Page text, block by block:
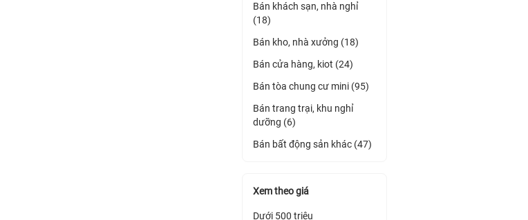
Bán khách sạn, nhà nghỉ
(18)
Bán kho, nhà xưởng (18)
Bán cửa hàng, kiot (24)
Bán tòa chung cư mini (95)
Bán trang trại, khu nghỉ
dưỡng (6)
Bán bất động sản khác (47)
Xem theo giá
Dưới 500 triệu